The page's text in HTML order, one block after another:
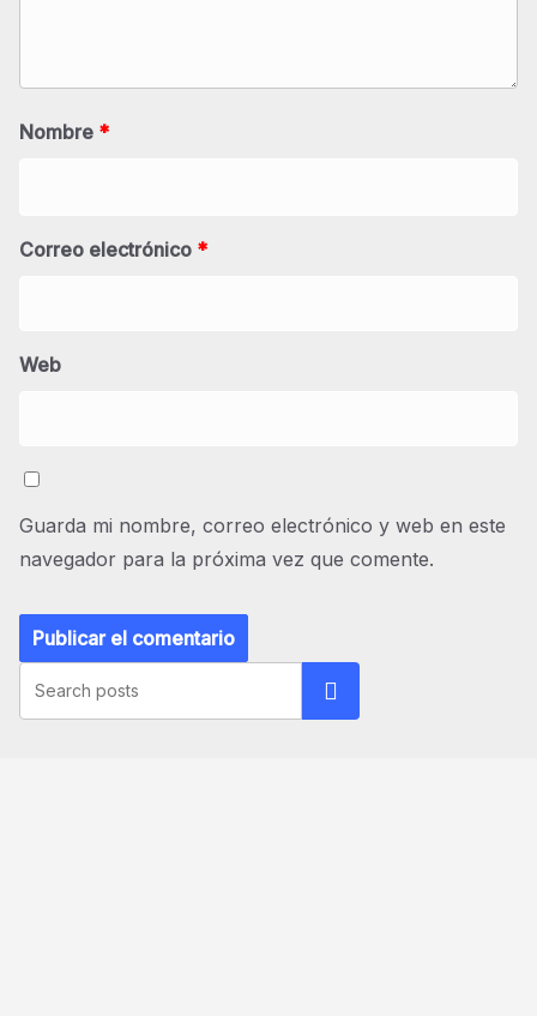
Nombre *
Correo electrónico *
Web
Guarda mi nombre, correo electrónico y web en este
navegador para la próxima vez que comente.
Buscar